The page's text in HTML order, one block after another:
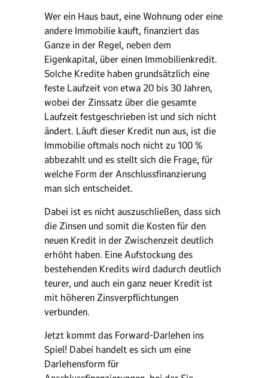
Wer ein Haus baut, eine Wohnung oder eine
andere Immobilie kauft, finanziert das
Ganze in der Regel, neben dem
Eigenkapital, über einen Immobilienkredit.
Solche Kredite haben grundsätzlich eine
feste Laufzeit von etwa 20 bis 30 Jahren,
wobei der Zinssatz über die gesamte
Laufzeit festgeschrieben ist und sich nicht
ändert. Läuft dieser Kredit nun aus, ist die
Immobilie oftmals noch nicht zu 100 %
abbezahlt und es stellt sich die Frage, für
welche Form der Anschlussfinanzierung
man sich entscheidet.
Dabei ist es nicht auszuschließen, dass sich
die Zinsen und somit die Kosten für den
neuen Kredit in der Zwischenzeit deutlich
erhöht haben. Eine Aufstockung des
bestehenden Kredits wird dadurch deutlich
teurer, und auch ein ganz neuer Kredit ist
mit höheren Zinsverpflichtungen
verbunden.
Jetzt kommt das Forward-Darlehen ins
Spiel! Dabei handelt es sich um eine
Darlehensform für